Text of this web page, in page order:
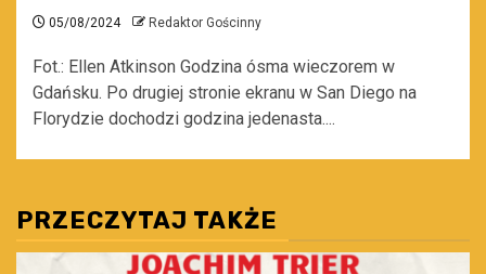
05/08/2024 Redaktor Gościnny
Fot.: Ellen Atkinson Godzina ósma wieczorem w
Gdańsku. Po drugiej stronie ekranu w San Diego na
Florydzie dochodzi godzina jedenasta....
PRZECZYTAJ TAKŻE